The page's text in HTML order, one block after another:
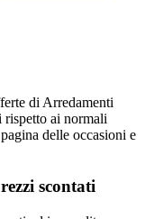
di Arredamenti
ai normali
delle occasioni e
scontati